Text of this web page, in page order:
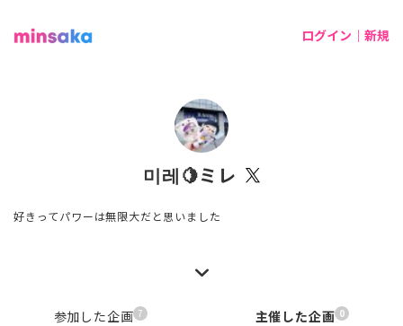
ログイン｜新規
미레🍋ミレ
好きってパワーは無限大だと思いました
参加した企画 7 主催した企画 0